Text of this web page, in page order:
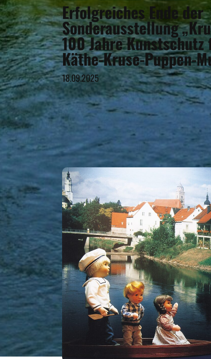
Erfolgreiches Ende der
Sonderausstellung
100 Jahre Kunstschutz
Käthe-Kruse-Puppen-
18.09.2025